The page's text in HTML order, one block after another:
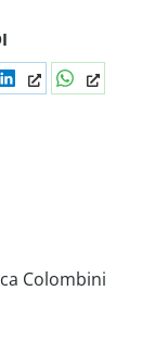
CondividiCondividi
Colombini